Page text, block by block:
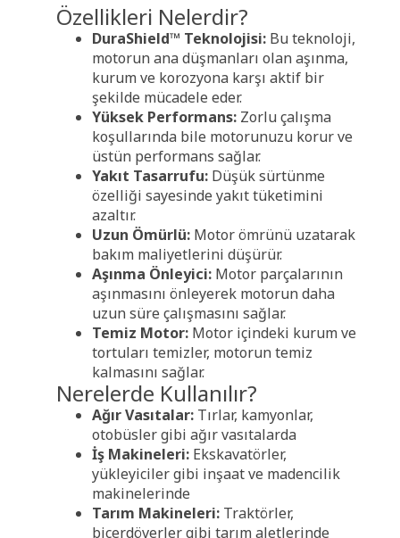
Özellikleri Nelerdir?
DuraShield™ Teknolojisi: Bu teknoloji,
motorun ana düşmanları olan aşınma,
kurum ve korozyona karşı aktif bir
şekilde mücadele eder.
Yüksek Performans: Zorlu çalışma
koşullarında bile motorunuzu korur ve
üstün performans sağlar.
Yakıt Tasarrufu: Düşük sürtünme
özelliği sayesinde yakıt tüketimini
azaltır.
Uzun Ömürlü: Motor ömrünü uzatarak
bakım maliyetlerini düşürür.
Aşınma Önleyici: Motor parçalarının
aşınmasını önleyerek motorun daha
uzun süre çalışmasını sağlar.
Temiz Motor: Motor içindeki kurum ve
tortuları temizler, motorun temiz
kalmasını sağlar.
Nerelerde Kullanılır?
Ağır Vasıtalar: Tırlar, kamyonlar,
otobüsler gibi ağır vasıtalarda
İş Makineleri: Ekskavatörler,
yükleyiciler gibi inşaat ve madencilik
makinelerinde
Tarım Makineleri: Traktörler,
biçerdöverler gibi tarım aletlerinde